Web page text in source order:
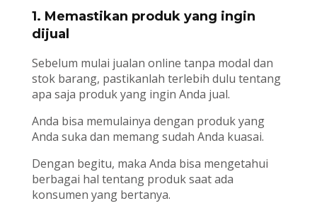
1. Memastikan produk yang ingin
dijual
Sebelum mulai jualan online tanpa modal dan
stok barang, pastikanlah terlebih dulu tentang
apa saja produk yang ingin Anda jual.
Anda bisa memulainya dengan produk yang
Anda suka dan memang sudah Anda kuasai.
Dengan begitu, maka Anda bisa mengetahui
berbagai hal tentang produk saat ada
konsumen yang bertanya.